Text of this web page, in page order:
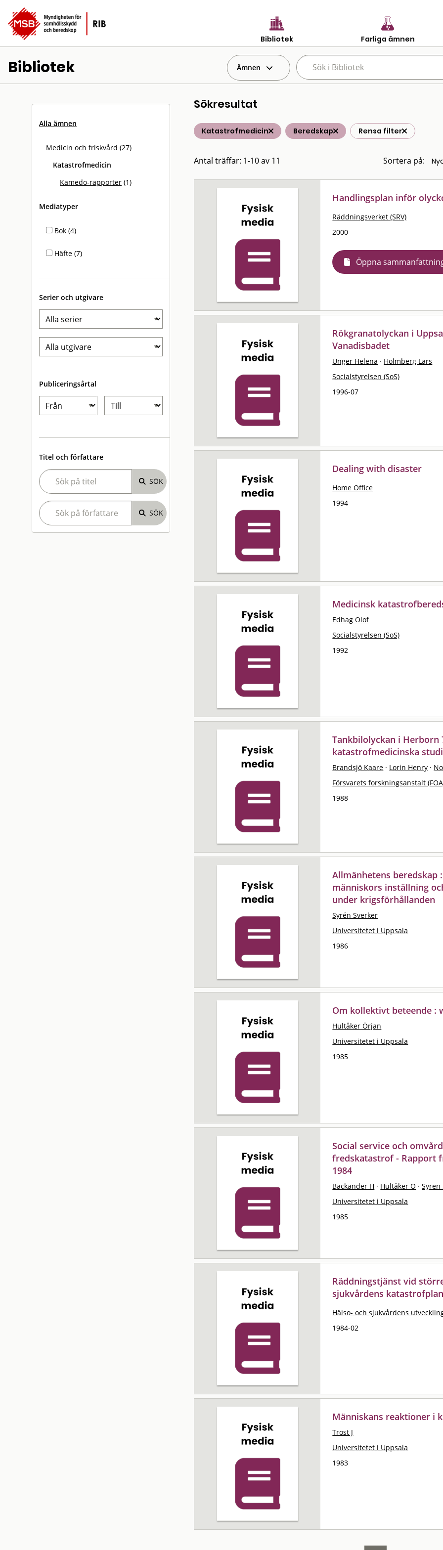
Bibliotek Farliga ämnen
Bibliotek Ämnen
Alla ämnen
Medicin och friskvård (27)
Katastrofmedicin
Kamedo-rapporter (1)
Mediatyper
Bok (4)
Häfte (7)
Serier och utgivare
Publiceringsårtal
Titel och författare
Sökresultat
Katastrofmedicin Beredskap Rensa filter
Antal träffar: 1-10 av 11 Sortera på:
Handlingsplan inför
Räddningsverket (SRV)
2000
Öppna
Rökgranatolyckan i
Vanadisbadet
Unger Helena · Holmberg Lars
Socialstyrelsen (SoS)
1996-07
Dealing with disaster
Home Office
1994
Medicinsk
Edhag Olof
Socialstyrelsen (SoS)
1992
Tankbilolyckan i Herborn
katastrofmedicinska
Brandsjö Kaare · Lorin Henry ·
Försvarets forskningsanstalt
1988
Allmänhetens beredskap
människors inställning
under krigsförhållanden
Syrén Sverker
Universitetet i Uppsala
1986
Om kollektivt beteende :
Hultåker Örjan
Universitetet i Uppsala
1985
Social service och
fredskatastrof - Rapport
1984
Bäckander H · Hultåker Ö · Syren
Universitetet i Uppsala
1985
Räddningstjänst vid
sjukvårdens
Hälso- och sjukvårdens
1984-02
Människans reaktioner i
Trost J
Universitetet i Uppsala
1983